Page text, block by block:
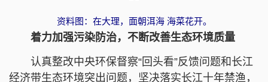
资料图：在大理，面朝洱海 海菜花开。
着力加强污染防治，不断改善生态环境质量
认真整改中央环保督察“回头看”反馈问题和长江
经济带生态环境突出问题，坚决落实长江十年禁渔，